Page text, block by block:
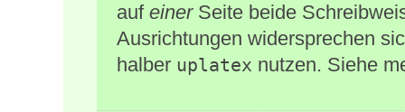
auf einerSeite beide
Ausrichtungen widersprechen
halber uplatex nutzen. Siehe